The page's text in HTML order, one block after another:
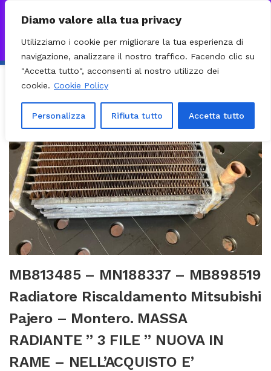
Diamo valore alla tua privacy
Utilizziamo i cookie per migliorare la tua esperienza di
navigazione, analizzare il nostro traffico. Facendo clic su
"Accetta tutto", acconsenti al nostro utilizzo dei
cookie. Cookie Policy
Personalizza Rifiuta tutto Accetta tutto
VISITA IL NOSTRO E-COMMERCE – SPEDIZIONI NAZIONALI E
INVIATE CON CORRIERE DHL EXPRESS - BRT - UPSIgnora
MB813485 – MN188337 – MB898519
Radiatore Riscaldamento Mitsubishi
Pajero – Montero. MASSA
RADIANTE ” 3 FILE ” NUOVA IN
RAME – NELL’ACQUISTO E’